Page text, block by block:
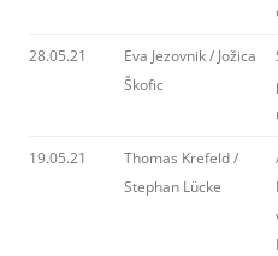
28.05.21
Eva Jezovnik / Jožica
Škofic
19.05.21
Thomas Krefeld /
Stephan Lücke